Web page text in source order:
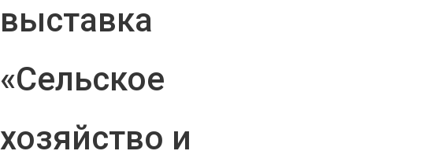
выставка
«Сельское
хозяйство и